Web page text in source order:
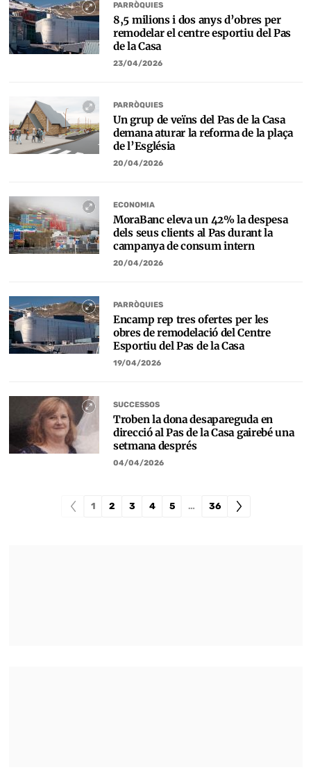
PARRÒQUIES
8,5 milions i dos anys d’obres per
remodelar el centre esportiu del Pas
de la Casa
23/04/2026
PARRÒQUIES
Un grup de veïns del Pas de la Casa
demana aturar la reforma de la plaça
de l’Església
20/04/2026
ECONOMIA
MoraBanc eleva un 42% la despesa
dels seus clients al Pas durant la
campanya de consum intern
20/04/2026
PARRÒQUIES
Encamp rep tres ofertes per les
obres de remodelació del Centre
Esportiu del Pas de la Casa
19/04/2026
SUCCESSOS
Troben la dona desapareguda en
direcció al Pas de la Casa gairebé una
setmana després
04/04/2026
1 2 3 4 5 … 36